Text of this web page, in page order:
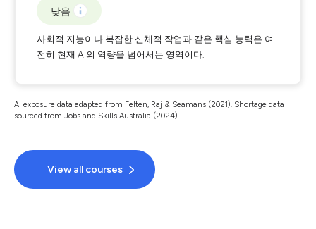
낮음
사회적 지능이나 복잡한 신체적 작업과 같은 핵심 능력은 여
전히 현재 AI의 역량을 넘어서는 영역이다.
AI exposure data adapted from Felten, Raj & Seamans (2021). Shortage data
sourced from Jobs and Skills Australia (2024).
View all courses